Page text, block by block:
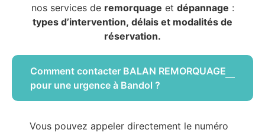
nos services de remorquage et dépannage :
types d’intervention, délais et modalités de
réservation.
Comment contacter BALAN REMORQUAGE
pour une urgence à Bandol ?
Vous pouvez appeler directement le numéro